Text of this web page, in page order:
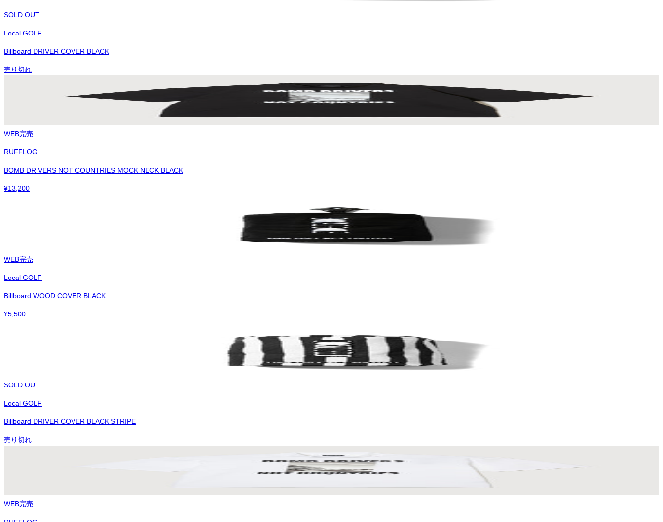
SOLD OUT
Local GOLF
Billboard DRIVER COVER BLACK
売り切れ
WEB完売
RUFFLOG
BOMB DRIVERS NOT COUNTRIES MOCK NECK BLACK
¥13,200
WEB完売
Local GOLF
Billboard WOOD COVER BLACK
¥5,500
SOLD OUT
Local GOLF
Billboard DRIVER COVER BLACK STRIPE
売り切れ
WEB完売